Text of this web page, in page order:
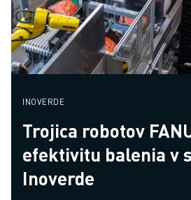
INOVERDE
Trojica robotov
efektivitu balenia v
Inoverde